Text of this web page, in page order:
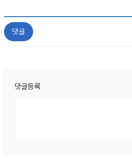
댓글
댓글등록